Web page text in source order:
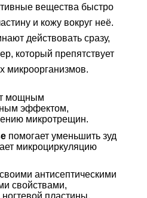
вещества быстро
и кожу вокруг неё.
действовать сразу,
который препятствует
микроорганизмов.
мощным
эффектом,
микротрещин.
помогает уменьшить зуд
микроциркуляцию
антисептическими
свойствами,
пластины.